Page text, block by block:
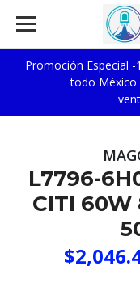
Promoción Especial
todo México
L7796-
CITI 60W